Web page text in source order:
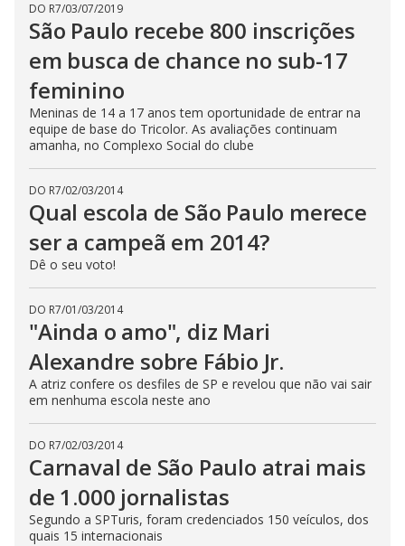
DO R7/03/07/2019
São Paulo recebe 800 inscrições
em busca de chance no sub-17
feminino
Meninas de 14 a 17 anos tem oportunidade de entrar na
equipe de base do Tricolor. As avaliações continuam
amanha, no Complexo Social do clube
DO R7/02/03/2014
Qual escola de São Paulo merece
ser a campeã em 2014?
Dê o seu voto!
DO R7/01/03/2014
"Ainda o amo", diz Mari
Alexandre sobre Fábio Jr.
A atriz confere os desfiles de SP e revelou que não vai sair
em nenhuma escola neste ano
DO R7/02/03/2014
Carnaval de São Paulo atrai mais
de 1.000 jornalistas
Segundo a SPTuris, foram credenciados 150 veículos, dos
quais 15 internacionais